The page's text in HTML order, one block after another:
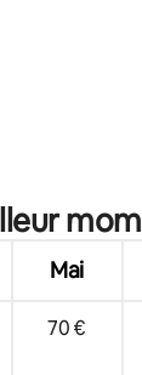
Mai
70 €